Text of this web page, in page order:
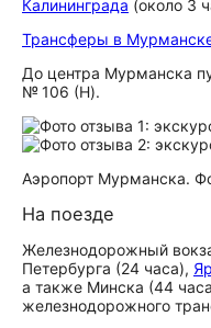
Калининграда (около 3
Трансферы в
До центра Мурманска
№ 106 (Н).
Аэропорт Мурманска.
На поезде
Железнодорожный
Петербурга (24 часа),
а также Минска (44
железнодорожного